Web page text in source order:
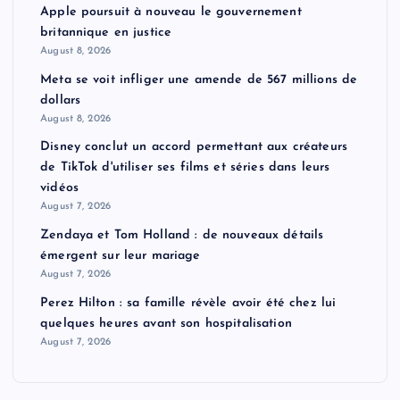
Apple poursuit à nouveau le gouvernement
britannique en justice
August 8, 2026
Meta se voit infliger une amende de 567 millions de
dollars
August 8, 2026
Disney conclut un accord permettant aux créateurs
de TikTok d'utiliser ses films et séries dans leurs
vidéos
August 7, 2026
Zendaya et Tom Holland : de nouveaux détails
émergent sur leur mariage
August 7, 2026
Perez Hilton : sa famille révèle avoir été chez lui
quelques heures avant son hospitalisation
August 7, 2026